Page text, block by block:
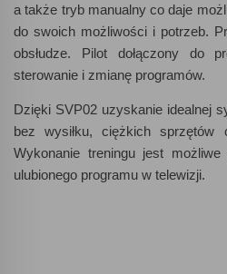
a także tryb manualny co daje
do swoich możliwości i potrzeb.
obsłudze. Pilot dołączony do
sterowanie i zmianę programów.
Dzięki SVP02 uzyskanie idealnej
bez wysiłku, ciężkich sprzętów
Wykonanie treningu jest
ulubionego programu w telewizji.